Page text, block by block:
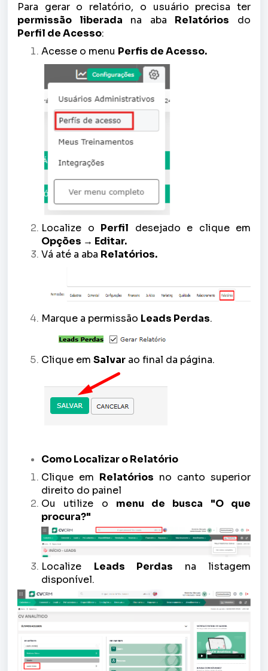
Para gerar o relatório, o usuário precisa ter
permissão liberada na aba Relatórios do
Perfil de Acesso:
Acesse o menu Perfis de Acesso.
Localize o Perfil desejado e clique em
Opções → Editar.
Vá até a aba Relatórios.
Marque a permissão Leads Perdas.
Clique em Salvar ao final da página.
Como Localizar o Relatório
Clique em Relatórios no canto superior
direito do painel
Ou utilize o menu de busca "O que
procura?"
Localize Leads Perdas na listagem
disponível.